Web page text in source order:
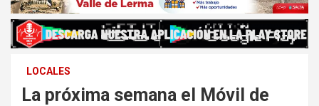
LOCALES
La próxima semana el Móvil de